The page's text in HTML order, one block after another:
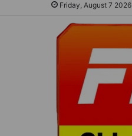
Friday, August 7 2026